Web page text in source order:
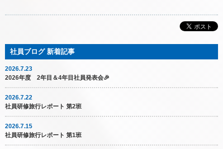
2026.7.23
2026年度 2年目＆4年目社員発表会🎉
2026.7.22
社員研修旅行レポート 第2班
2026.7.15
社員研修旅行レポート 第1班